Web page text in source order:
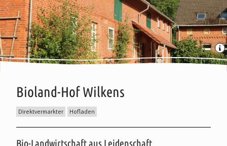
Bioland-Hof Wilkens
Direktvermarkter Hofladen
Beschreibung
Bio-Landwirtschaft aus Leidenschaft